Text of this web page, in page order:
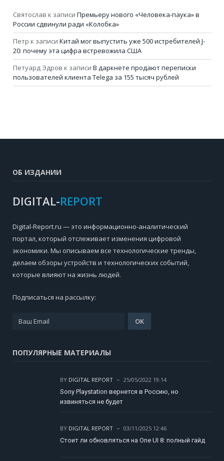
Святослав к записи Премьеру нового «Человека-паука» в
России сдвинули ради «Колобка»
Петр к записи Китай мог выпустить уже 500 истребителей J-
20: почему эта цифра встревожила США
Петуард Эдров к записи В даркнете продают переписки
пользователей клиента Telega за 155 тысяч рублей
ОБ ИЗДАНИИ
DIGITAL-REPORT
Digital-Report.ru — это информационно-аналитический
портал, который отслеживает изменения цифровой
экономики. Мы описываем все технологические тренды,
делаем обзоры устройств и технологических событий,
которые влияют на жизнь людей.
Подписаться на рассылку:
ПОПУЛЯРНЫЕ МАТЕРИАЛЫ
BY DIGITAL REPORT
25/05/2022 19:14
Sony Playstation вернется в Россию, но
извиняться не будет
BY DIGITAL REPORT
03/11/2025 12:46
Стоит ли обновляться на One UI 8: полный гайд